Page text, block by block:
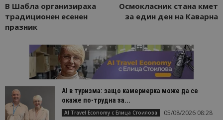
В Шабла организираха
традиционен есенен
празник
Осмокласник стана кмет
за един ден на Каварна
AI в туризма: защо камериерка може да се
окаже по-трудна за...
AI Travel Economy с Елица Стоилова 05/08/2026 08:28